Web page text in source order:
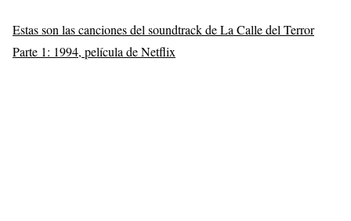
Estas son las canciones del soundtrack de La Calle del Terror
Parte 1: 1994, película de Netflix